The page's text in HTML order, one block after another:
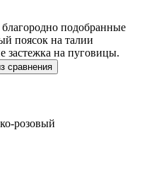
благородно подобранные
поясок на талии
застежка на пуговицы.
сравнения
розовый